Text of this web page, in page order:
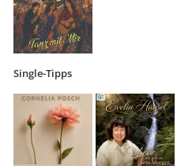
Single-Tipps